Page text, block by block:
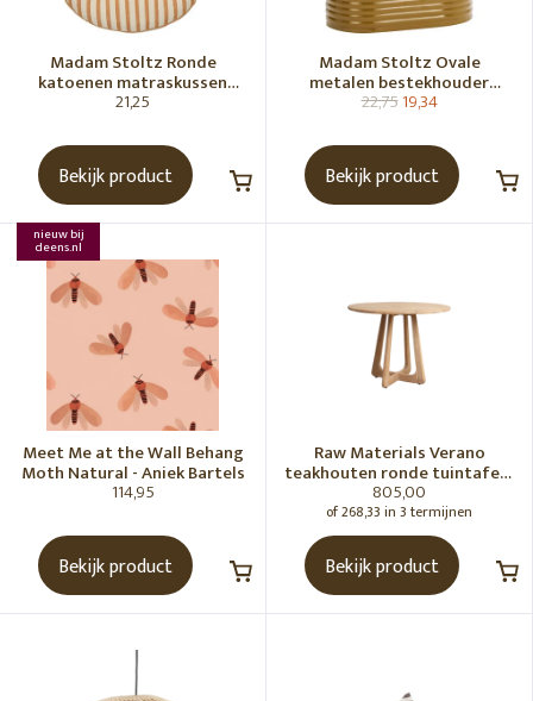
Madam Stoltz Ronde
katoenen matraskussen
Gebroken wit, donkere
21,25
Bekijk product
Madam Stoltz Ovale
metalen bestekhouder
Tapenade
22,7519,34
Bekijk product
nieuw bij
deens.nl
Meet Me at the Wall Behang
Moth Natural - Aniek Bartels
114,95
Bekijk product
Raw Materials Verano
teakhouten ronde tuintafel -
Ø100 cm
805,00
of 268,33 in 3 termijnen
Bekijk product